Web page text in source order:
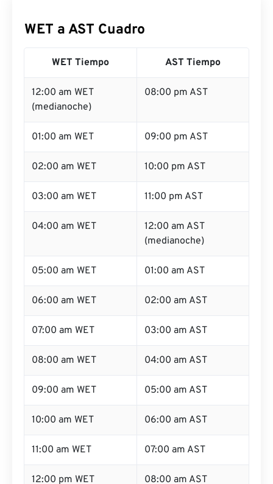
WET a AST Cuadro
WET Tiempo AST Tiempo
12:00 am WET
(medianoche)
08:00 pm AST
01:00 am WET 09:00 pm AST
02:00 am WET 10:00 pm AST
03:00 am WET 11:00 pm AST
04:00 am WET
12:00 am AST
(medianoche)
05:00 am WET 01:00 am AST
06:00 am WET 02:00 am AST
07:00 am WET 03:00 am AST
08:00 am WET 04:00 am AST
09:00 am WET 05:00 am AST
10:00 am WET 06:00 am AST
11:00 am WET 07:00 am AST
12:00 pm WET 08:00 am AST